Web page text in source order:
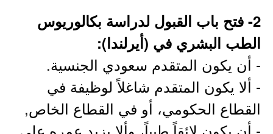
2- فتح باب القبول لدراسة بكالوريوس
الطب البشري في (أيرلندا):
- أن يكون المتقدم سعودي الجنسية.
- ألا يكون المتقدم شاغلاً لوظيفة في
القطاع الحكومي، أو في القطاع الخاص,